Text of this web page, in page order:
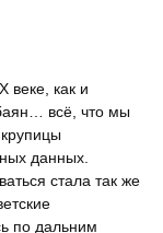
веке, как и
всё, что мы
данных.
стала так же
по дальним